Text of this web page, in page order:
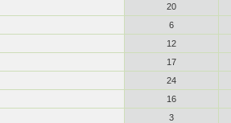
20
6
12
17
24
16
3